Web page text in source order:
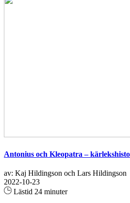
Antonius och Kleopatra –
av: Kaj Hildingson och Lars Hildingson
2022-10-23
Lästid 24 minuter